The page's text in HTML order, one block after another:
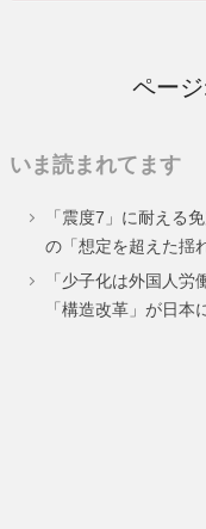
ページ
いま読まれてます
「震度7」に耐える
の「想定を超えた揺
「少子化は外国人
「構造改革」が日本